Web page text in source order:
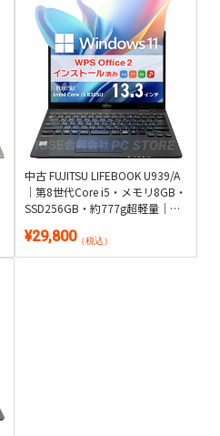
中古 FUJITSU LIFEBOOK U939/A
｜第8世代Core i5・メモリ8GB・
SSD256GB・約777g超軽量｜
¥29,800（税込）